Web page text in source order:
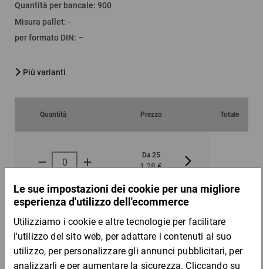
Quantità per bancale: 900
Misura pallet: -
per formato DIN: –
Più varianti
Quantità Prezzo Totale
Da 25
1,28 € 1,23 €
Campione